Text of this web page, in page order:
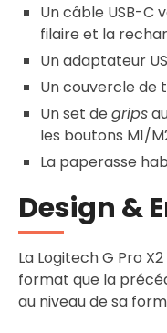
Un câble USB-C
filaire et la
Un adaptateur
Un couvercle de
Un set de grips
les boutons M1/
La paperasse
Design &
La Logitech G Pro
format que la
au niveau de sa